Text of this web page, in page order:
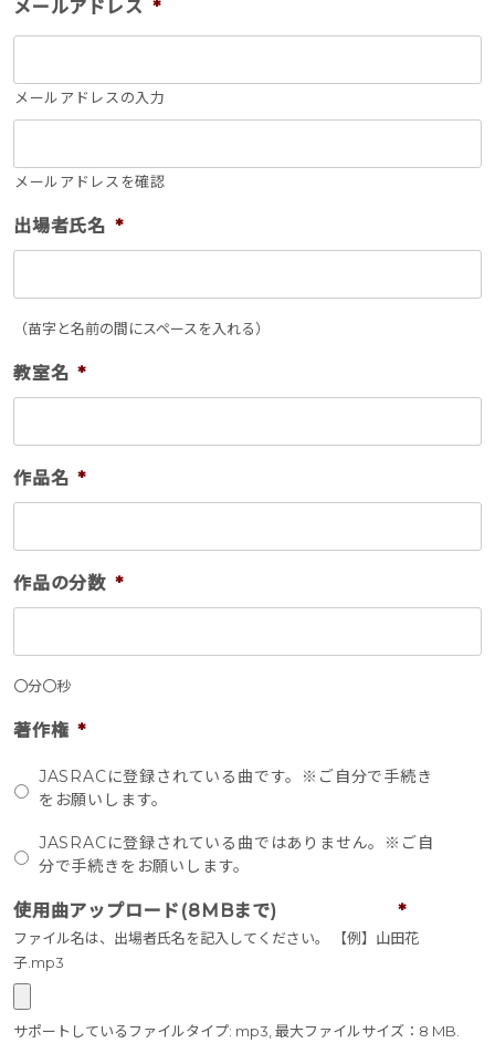
メールアドレス *
メールアドレスの入力
メールアドレスを確認
出場者氏名 *
（苗字と名前の間にスペースを入れる）
教室名 *
作品名 *
作品の分数 *
〇分〇秒
著作権 *
JASRACに登録されている曲です。※ご自分で手続き
をお願いします。
JASRACに登録されている曲ではありません。※ご自
分で手続きをお願いします。
使用曲アップロード(8MBまで) *
ファイル名は、出場者氏名を記入してください。 【例】山田花
子.mp3
サポートしているファイルタイプ: mp3, 最大ファイルサイズ：8 MB.